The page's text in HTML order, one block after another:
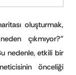
oluşturmak,
çıkmıyor?”
nedenle, etkili bir
önceliği